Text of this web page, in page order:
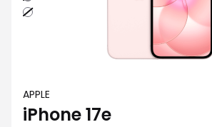
Blanc
APPLE
iPhone 17e